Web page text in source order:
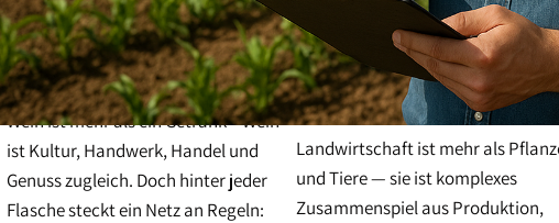
Wein ist mehr als ein Getränk – Wein
ist Kultur, Handwerk, Handel und
Genuss zugleich. Doch hinter jeder
Flasche steckt ein Netz an Regeln:
Landwirtschaft ist mehr als
und Tiere — sie ist komplexes
Zusammenspiel aus Produktion,